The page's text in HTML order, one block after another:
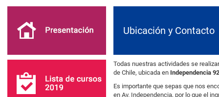
Ubicación y Contacto
Todas nuestras actividades se
de Chile, ubicada en Independencia
Es importante que sepas que nos
en Av. Independencia, por lo que el